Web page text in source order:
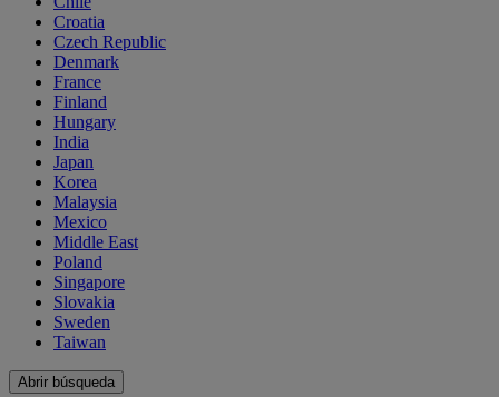
Croatia
Czech Republic
Denmark
France
Finland
Hungary
India
Japan
Korea
Malaysia
Mexico
Middle East
Poland
Singapore
Slovakia
Sweden
Taiwan
Abrir búsqueda